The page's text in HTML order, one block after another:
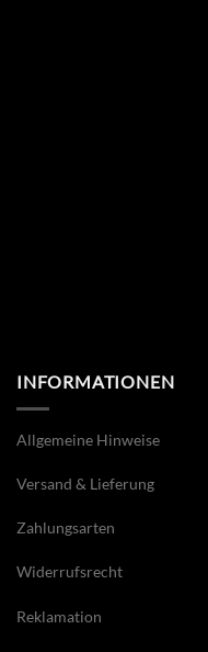
INFORMATIONEN
Allgemeine Hinweise
Versand & Lieferung
Zahlungsarten
Widerrufsrecht
Reklamation